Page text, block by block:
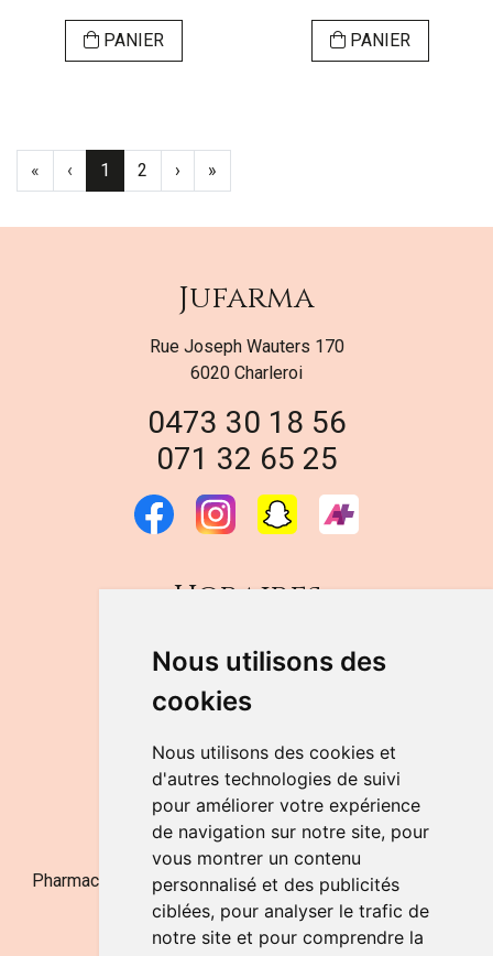
Nous utilisons des
cookies
Nous utilisons des cookies et
d'autres technologies de suivi
pour améliorer votre expérience
de navigation sur notre site, pour
vous montrer un contenu
personnalisé et des publicités
ciblées, pour analyser le trafic de
notre site et pour comprendre la
PANIER PANIER
« ‹ 1 2 › »
Jufarma
Rue Joseph Wauters 170
6020 Charleroi
0473 30 18 56
071 32 65 25
Horaires
DU LUNDI AU VENDREDI
de 9h à 12h30 et de 14h à 18h
LE SAMEDI
de 9h à 12h30
NOUS CONTACTER
Pharmacie Jufarma - Fatima Abachra - APB 521704 - N°
Entreprise BE0882-700-592